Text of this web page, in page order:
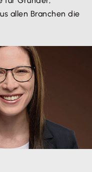
allen Branchen die